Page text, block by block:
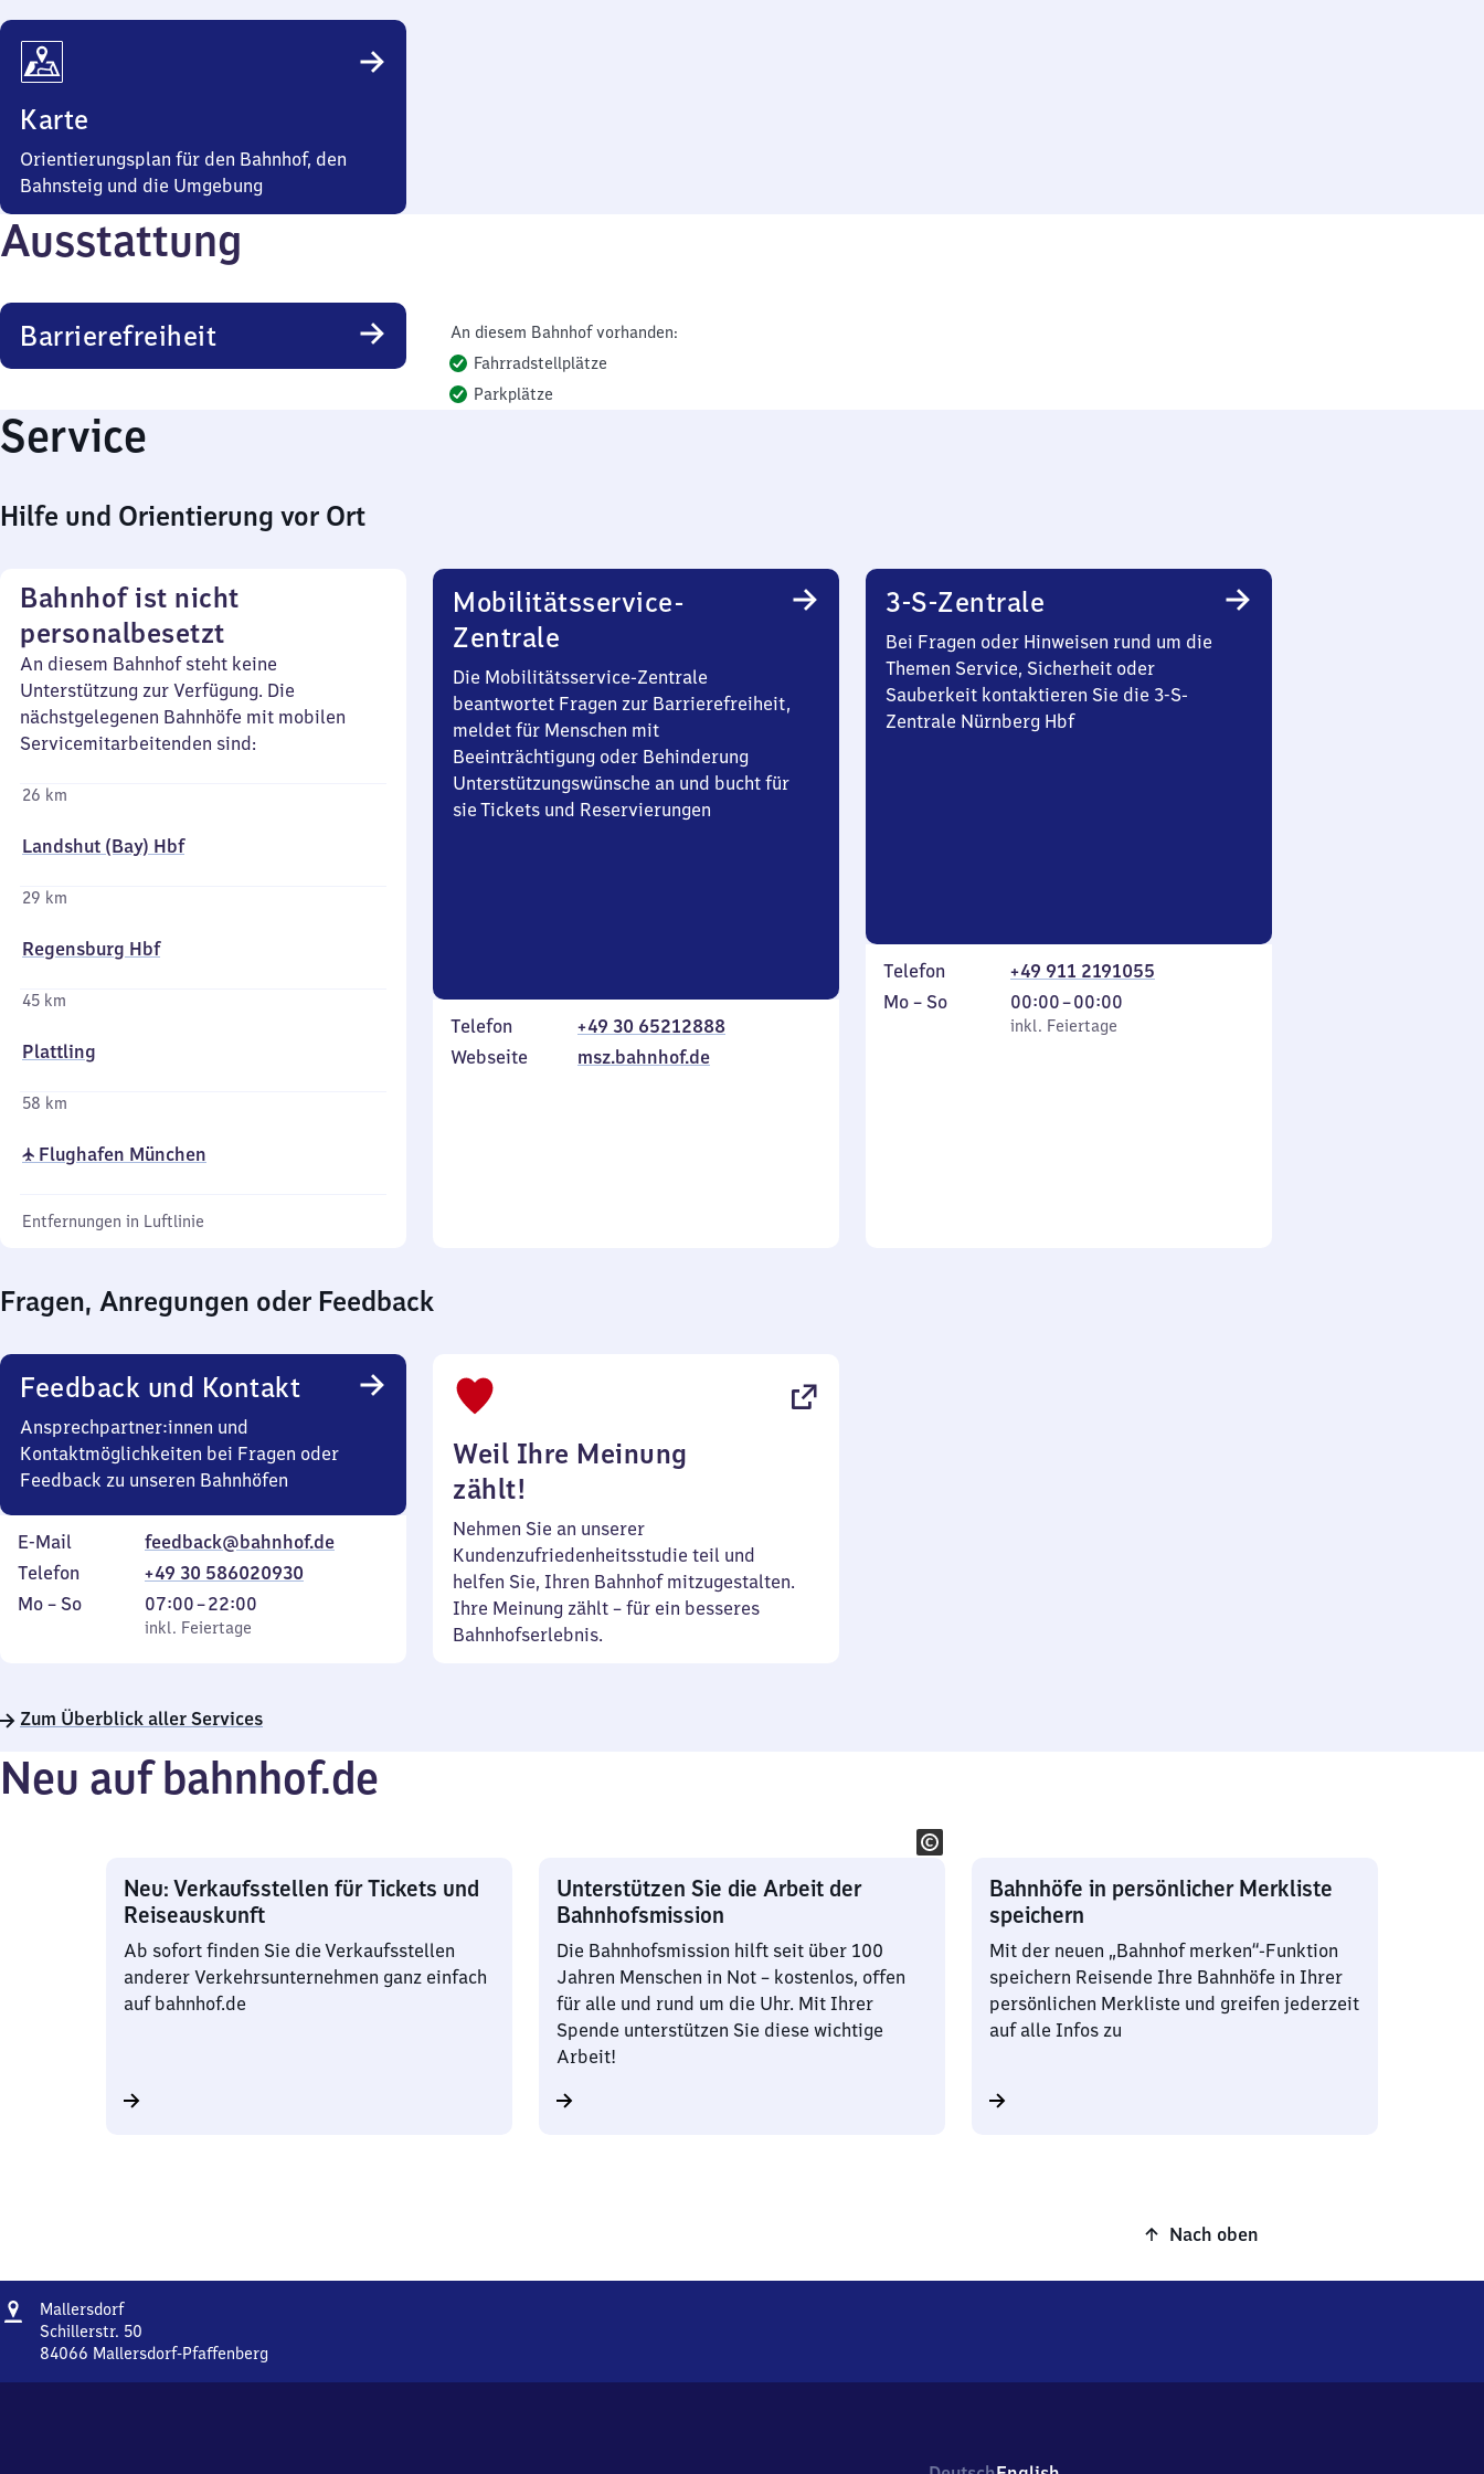
Karte
Orientierungsplan für den Bahnhof, den
Bahnsteig und die Umgebung
Ausstattung
Barrierefreiheit
An diesem Bahnhof vorhanden:
Fahrradstellplätze
Parkplätze
Service
Hilfe und Orientierung vor Ort
Bahnhof ist nicht
personalbesetzt
An diesem Bahnhof steht keine
Unterstützung zur Verfügung. Die
nächstgelegenen Bahnhöfe mit mobilen
Servicemitarbeitenden sind:
26 km
Landshut (Bay) Hbf
29 km
Regensburg Hbf
45 km
Plattling
58 km
✈ Flughafen München
Entfernungen in Luftlinie
Mobilitätsservice-
Zentrale
Die Mobilitätsservice-Zentrale
beantwortet Fragen zur Barrierefreiheit,
meldet für Menschen mit
Beeinträchtigung oder Behinderung
Unterstützungswünsche an und bucht für
sie Tickets und Reservierungen
Telefon
+49 30 65212888
Webseite
msz.bahnhof.de
3-S-Zentrale
Bei Fragen oder Hinweisen rund um die
Themen Service, Sicherheit oder
Sauberkeit kontaktieren Sie die 3-S-
Zentrale Nürnberg Hbf
Telefon
+49 911 2191055
Montag
Mo – So,
inkl. Feiertage
00:00–00:00
Von
0
inkl. Feiertage
Fragen, Anregungen oder Feedback
Feedback und Kontakt
Ansprechpartner:innen und
Kontaktmöglichkeiten bei Fragen oder
Feedback zu unseren Bahnhöfen
E-Mail
feedback@bahnhof.de
Telefon
+49 30 586020930
Montag
Mo – So,
inkl. Feiertage
07:00–22:00
Von
7
22
inkl. Feiertage
Weil Ihre Meinung
zählt!
Nehmen Sie an unserer
Kundenzufriedenheitsstudie teil und
helfen Sie, Ihren Bahnhof mitzugestalten.
Ihre Meinung zählt – für ein besseres
Bahnhofserlebnis.
Zum Überblick aller Services
Neu auf bahnhof.de
Neu: Verkaufsstellen für Tickets und
Reiseauskunft
Ab sofort finden Sie die Verkaufsstellen
anderer Verkehrsunternehmen ganz einfach
auf bahnhof.de
Unterstützen Sie die Arbeit der
Bahnhofsmission
Die Bahnhofsmission hilft seit über 100
Jahren Menschen in Not – kostenlos, offen
für alle und rund um die Uhr. Mit Ihrer
Spende unterstützen Sie diese wichtige
Arbeit!
Bahnhöfe in persönlicher Merkliste
speichern
Mit der neuen „Bahnhof merken“-Funktion
speichern Reisende Ihre Bahnhöfe in Ihrer
persönlichen Merkliste und greifen jederzeit
auf alle Infos zu
Nach oben
Adresse
MallersdorfMallersdorf
Schillerstr. 50
84066 Mallersdorf-Pfaffenberg